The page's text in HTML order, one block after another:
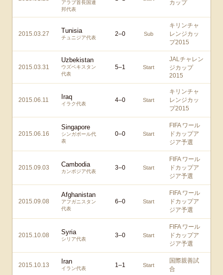
アラブ首長国連
邦代表
カップ
2015.03.27 Tunisia
チュニジア代表
2–0 Sub
キリンチャ
レンジカッ
プ2015
2015.03.31
Uzbekistan
ウズベキスタン
代表
5–1 Start
JALチャレン
ジカップ
2015
2015.06.11 Iraq
イラク代表
4–0 Start
キリンチャ
レンジカッ
プ2015
2015.06.16
Singapore
シンガポール代
表
0–0 Start
FIFA ワール
ドカップア
ジア予選
2015.09.03 Cambodia
カンボジア代表
3–0 Start
FIFA ワール
ドカップア
ジア予選
2015.09.08
Afghanistan
アフガニスタン
代表
6–0 Start
FIFA ワール
ドカップア
ジア予選
2015.10.08 Syria
シリア代表
3–0 Start
FIFA ワール
ドカップア
ジア予選
2015.10.13 Iran
イラン代表 1–1 Start
国際親善試
合